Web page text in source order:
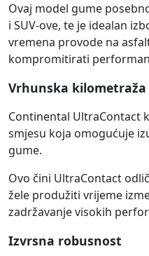
Ovaj model gume
i SUV-ove, te je idealan
vremena provode na
kompromitirati
Vrhunska kilometraža
Continental UltraContact
smjesu koja omogućuje
gume.
Ovo čini UltraContact
žele produžiti vrijeme
zadržavanje visokih
Izvrsna robusnost